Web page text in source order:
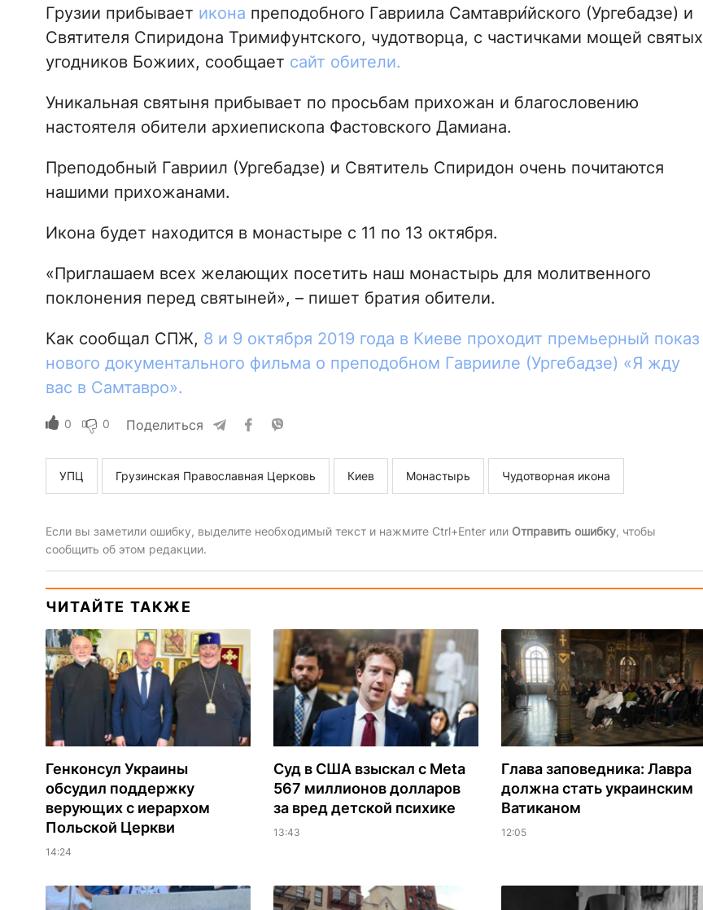
Грузии прибывает икона преподобного Гавриила Самтаври́йского (Ургебадзе) и
Святителя Спиридона Тримифунтского, чудотворца, с частичками мощей святых
угодников Божиих, сообщает сайт обители.
Уникальная святыня прибывает по просьбам прихожан и благословению
настоятеля обители архиепископа Фастовского Дамиана.
Преподобный Гавриил (Ургебадзе) и Святитель Спиридон очень почитаются
нашими прихожанами.
Икона будет находится в монастыре с 11 по 13 октября.
«Приглашаем всех желающих посетить наш монастырь для молитвенного
поклонения перед святыней», – пишет братия обители.
Как сообщал СПЖ, 8 и 9 октября 2019 года в Киеве проходит премьерный показ
нового документального фильма о преподобном Гаврииле (Ургебадзе) «Я жду
вас в Самтавро».
0 0 Поделиться
УПЦ Грузинская Православная Церковь Киев Монастырь Чудотворная икона
Если вы заметили ошибку, выделите необходимый текст и нажмите Ctrl+Enter или Отправить ошибку, чтобы
сообщить об этом редакции.
ЧИТАЙТЕ ТАКЖЕ
Генконсул Украины
обсудил поддержку
верующих с иерархом
Польской Церкви
14:24
Суд в США взыскал с Meta
567 миллионов долларов
за вред детской психике
13:43
Глава заповедника: Лавра
должна стать украинским
Ватиканом
12:05